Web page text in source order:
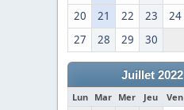
20
21 22 23 24
27
28 29 30
Juillet 2022
Lun Mar Mer Jeu Ven